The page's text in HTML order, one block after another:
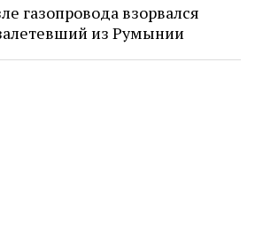
газопровода взорвался
из Румынии